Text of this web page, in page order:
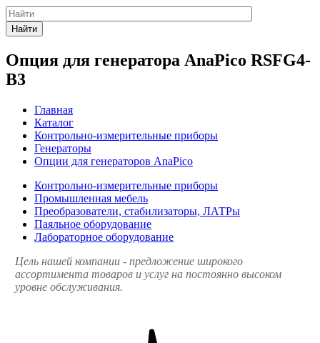
Найти
Опция для генератора AnaPico RSFG4-
B3
Главная
Каталог
Контрольно-измерительные приборы
Генераторы
Опции для генераторов AnaPico
Контрольно-измерительные приборы
Промышленная мебель
Преобразователи, стабилизаторы, ЛАТРы
Паяльное оборудование
Лабораторное оборудование
Цель нашей компании - предложение широкого
ассортимента товаров и услуг на постоянно высоком
уровне обслуживания.